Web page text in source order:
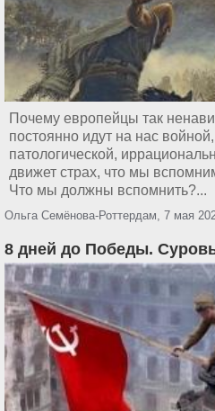
Почему европейцы так
постоянно идут на нас
патологической,
движет страх, что мы
Что мы должны вспомнить?...
Ольга Семёнова-Роттердам, 7 мая
8 дней до Победы.